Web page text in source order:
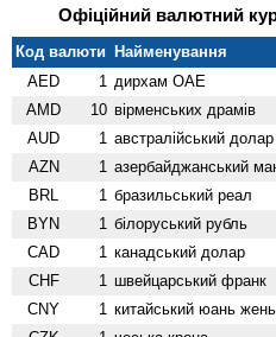
Офіційний валютний
Код валюти Найменування
AED
1 дирхам ОАЕ
AMD 10 вiрменських драмів
AUD 1 австралійський долар
AZN 1 азербайджанський
BRL 1 бразильський реал
BYN 1 білоруський рубль
CAD 1 канадський долар
CHF 1 швейцарський франк
CNY 1 китайський юань